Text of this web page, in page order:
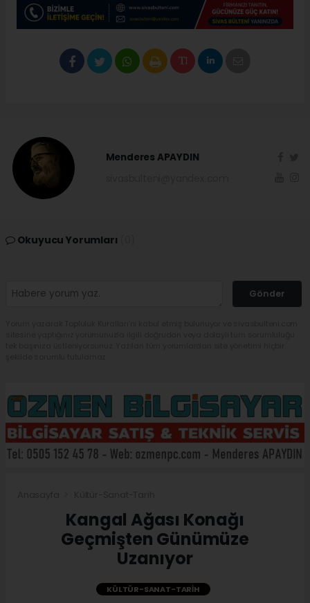
Menderes APAYDIN
Okuyucu Yorumları
Gönder
Kangal Ağası Konağı
Geçmişten Günümüze
Uzanıyor
KÜLTÜR-SANAT-TARIH